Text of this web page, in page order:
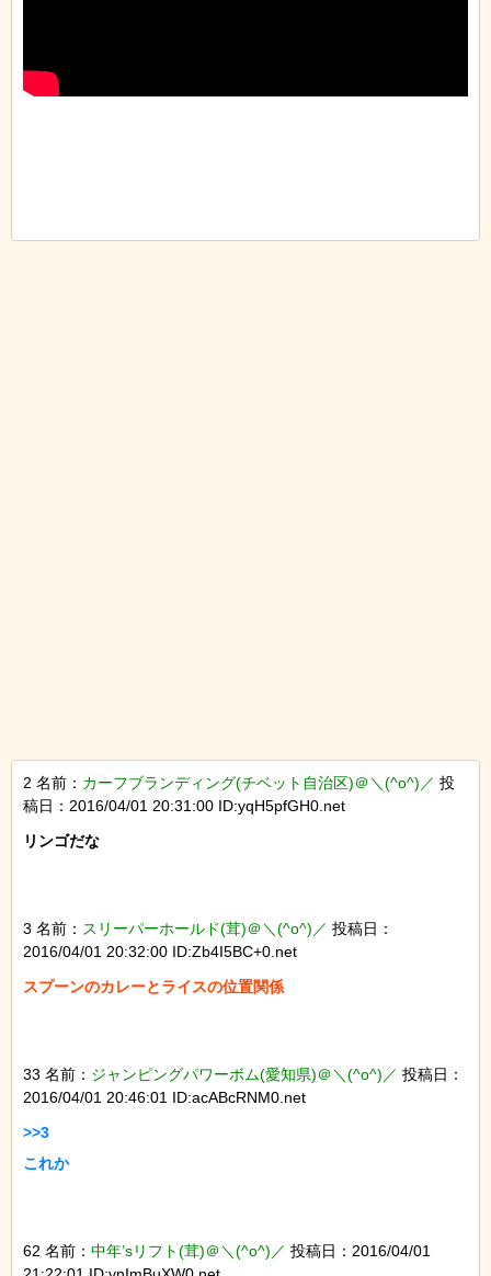
2 名前： カーフブランディング(チベット自治区)＠＼(^o^)／ 投
稿日：2016/04/01 20:31:00 ID:yqH5pfGH0.net
リンゴだな
3 名前： スリーパーホールド(茸)＠＼(^o^)／ 投稿日：
2016/04/01 20:32:00 ID:Zb4I5BC+0.net
スプーンのカレーとライスの位置関係
33 名前： ジャンピングパワーボム(愛知県)＠＼(^o^)／ 投稿日：
2016/04/01 20:46:01 ID:acABcRNM0.net
>>3
これか
62 名前： 中年’sリフト(茸)＠＼(^o^)／ 投稿日：2016/04/01